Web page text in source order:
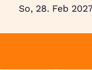
So, 28. Feb